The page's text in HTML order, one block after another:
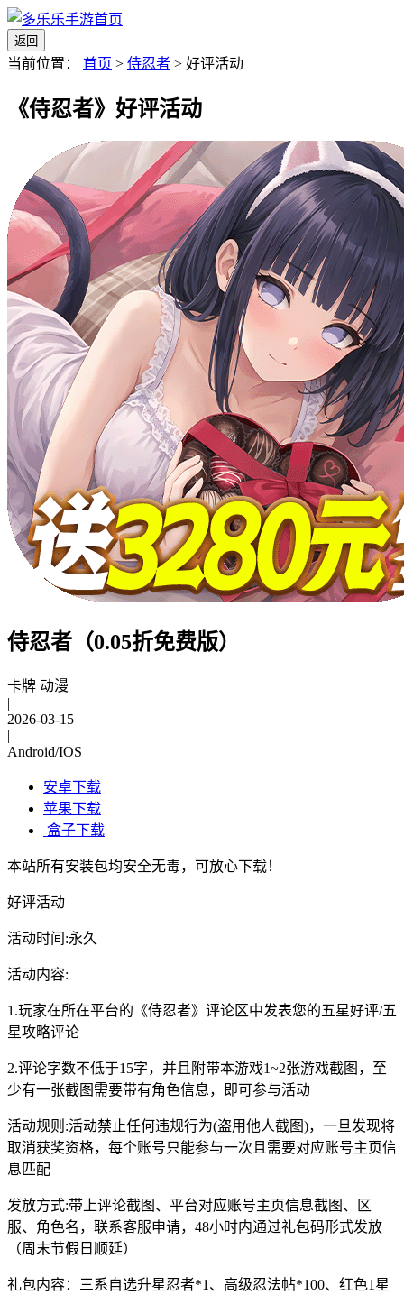
返回
当前位置： 首页 > 侍忍者 > 好评活动
《侍忍者》好评活动
侍忍者（0.05折免费版）
卡牌 动漫
|
2026-03-15
|
Android/IOS
安卓下载
苹果下载
盒子下载
本站所有安装包均安全无毒，可放心下载！
好评活动
活动时间:永久
活动内容:
1.玩家在所在平台的《侍忍者》评论区中发表您的五星好评/五
星攻略评论
2.评论字数不低于15字，并且附带本游戏1~2张游戏截图，至
少有一张截图需要带有角色信息，即可参与活动
活动规则:活动禁止任何违规行为(盗用他人截图)，一旦发现将
取消获奖资格，每个账号只能参与一次且需要对应账号主页信
息匹配
发放方式:带上评论截图、平台对应账号主页信息截图、区
服、角色名，联系客服申请，48小时内通过礼包码形式发放
（周末节假日顺延）
礼包内容：三系自选升星忍者*1、高级忍法帖*100、红色1星